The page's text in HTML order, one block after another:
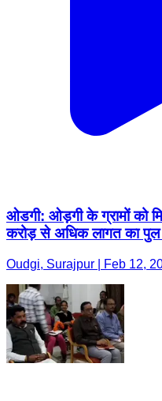
ओडगी: ओड़गी के ग्रामों को
करोड़ से अधिक लागत का पुल
Oudgi, Surajpur | Feb 12,